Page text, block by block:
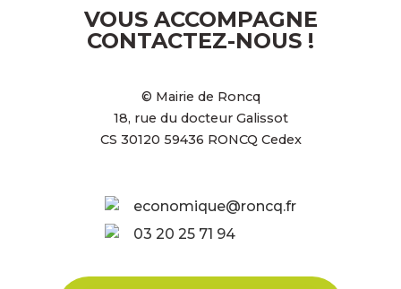
VOUS ACCOMPAGNE
CONTACTEZ-NOUS !
© Mairie de Roncq
18, rue du docteur Galissot
CS 30120 59436 RONCQ Cedex
economique@roncq.fr
03 20 25 71 94